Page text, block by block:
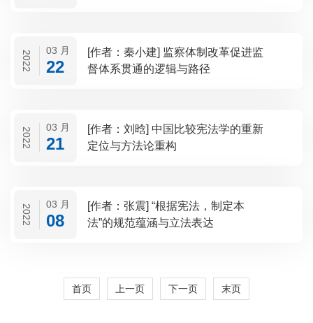
2022 03 月
22
[作者：秦小建] 监察体制改革促进监
督体系贯通的逻辑与路径
2022 03 月
21
[作者：刘晗] 中国比较宪法学的重新
定位与方法论重构
2022 03 月
08
[作者：张震] “根据宪法，制定本
法”的规范蕴涵与立法表达
首页 上一页 下一页 末页